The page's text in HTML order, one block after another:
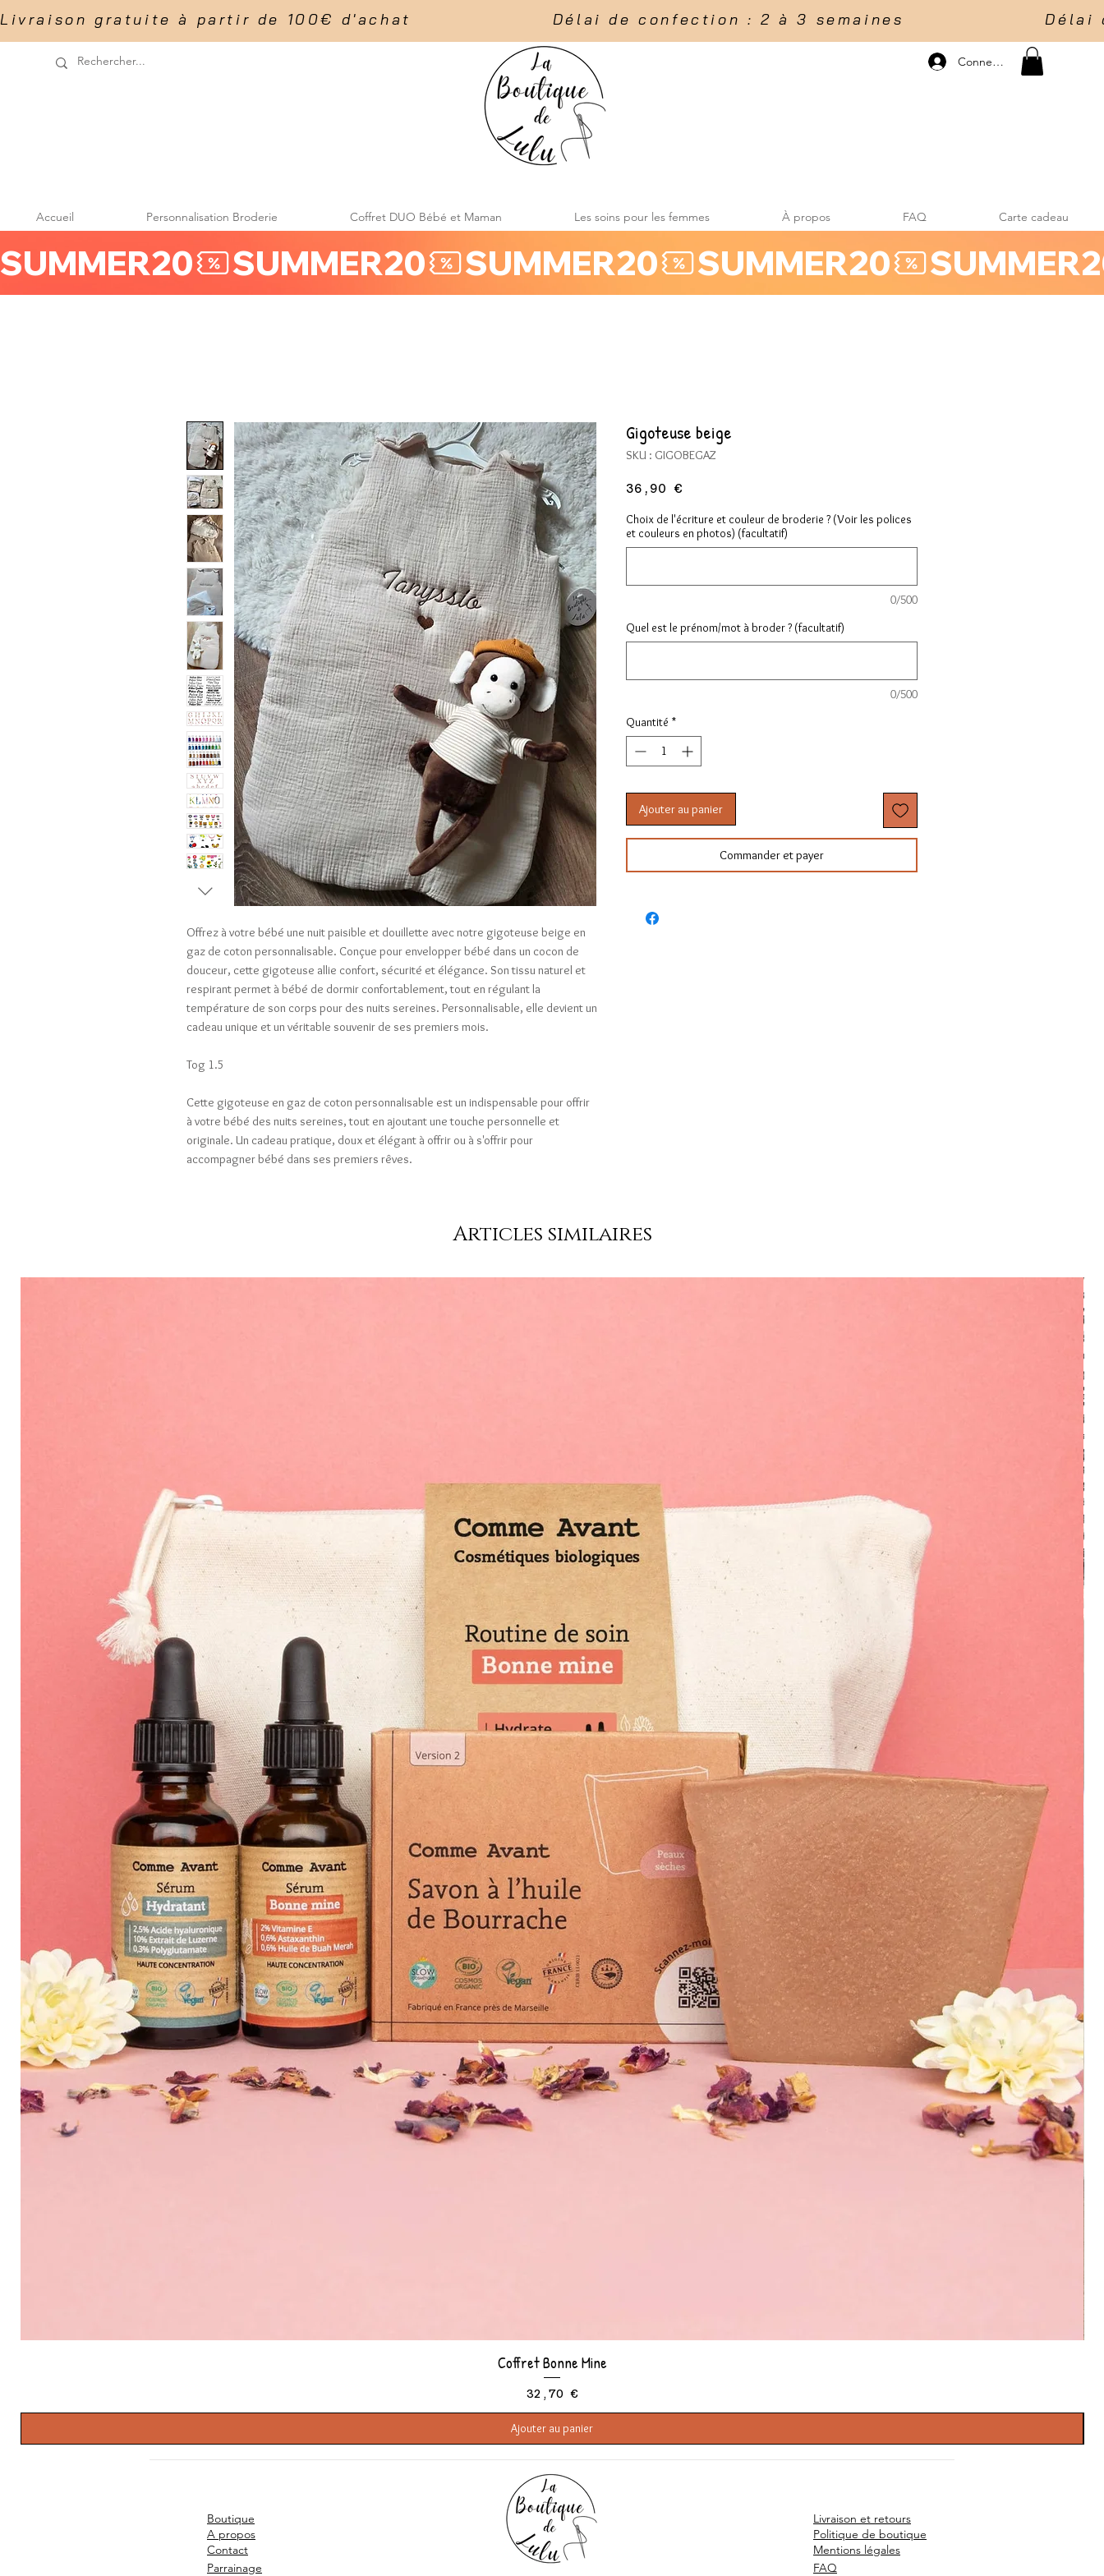
Livraison gratuite à partir de 100€ d'achat                    Délai de confection : 2 à 3 semaines
Connexion
Accueil Personnalisation Broderie Coffret DUO Bébé et Maman Les soins pour les femmes À propos FAQ Carte cadeau
SUMMER20
Offrez à votre bébé une nuit paisible et douillette avec notre gigoteuse beige en
gaz de coton personnalisable. Conçue pour envelopper bébé dans un cocon de
douceur, cette gigoteuse allie confort, sécurité et élégance. Son tissu naturel et
respirant permet à bébé de dormir confortablement, tout en régulant la
température de son corps pour des nuits sereines. Personnalisable, elle devient un
cadeau unique et un véritable souvenir de ses premiers mois.
Tog 1.5
Cette gigoteuse en gaz de coton personnalisable est un indispensable pour offrir
à votre bébé des nuits sereines, tout en ajoutant une touche personnelle et
originale. Un cadeau pratique, doux et élégant à offrir ou à s'offrir pour
accompagner bébé dans ses premiers rêves.
Gigoteuse beige
SKU : GIGOBEGAZ
36,90 €
Choix de l'écriture et couleur de broderie ? (Voir les polices
et couleurs en photos) (facultatif)
0/500
Quel est le prénom/mot à broder ? (facultatif)
0/500
Quantité *
Ajouter au panier
Commander et payer
Articles similaires
Aperçu rapide
Coffret Bonne Mine
Prix
32,70 €
Ajouter au panier
Boutique
A propos
Contact
Parrainage
Livraison et retours
Politique de boutique
Mentions légales
FAQ